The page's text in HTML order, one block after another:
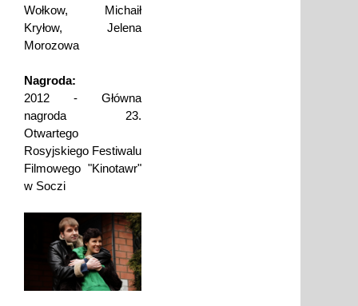
Wołkow, Michaił
Kryłow, Jelena
Morozowa
Nagroda:
2012 - Główna
nagroda 23.
Otwartego
Rosyjskiego Festiwalu
Filmowego "Kinotawr"
w Soczi